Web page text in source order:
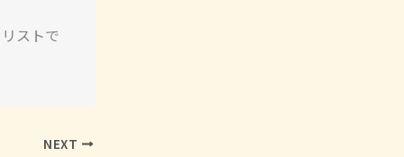
ストで
NEXT